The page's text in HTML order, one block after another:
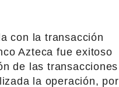
con la transacción
Azteca fue exitoso
de las transacciones
la operación, por